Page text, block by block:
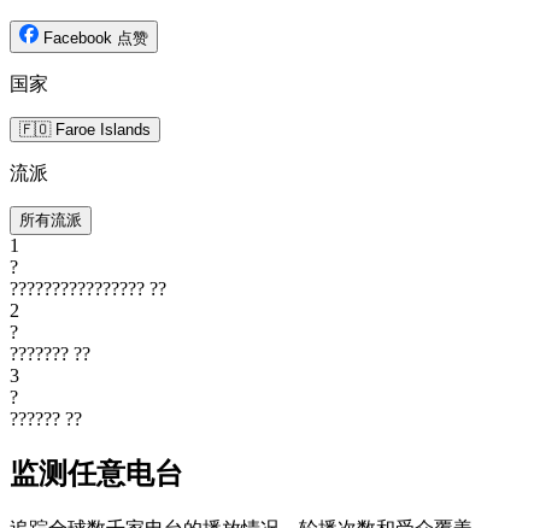
Facebook 点赞
国家
🇫🇴 Faroe Islands
流派
所有流派
1
?
???????????????? ??
2
?
??????? ??
3
?
?????? ??
监测任意电台